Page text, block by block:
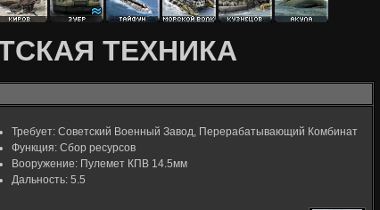
ТЕХНИКА
Требует: Советский Военный Завод, Перерабатывающий Комбинат
Функция: Сбор ресурсов
Вооружение: Пулемет КПВ 14.5мм
Дальность: 5.5